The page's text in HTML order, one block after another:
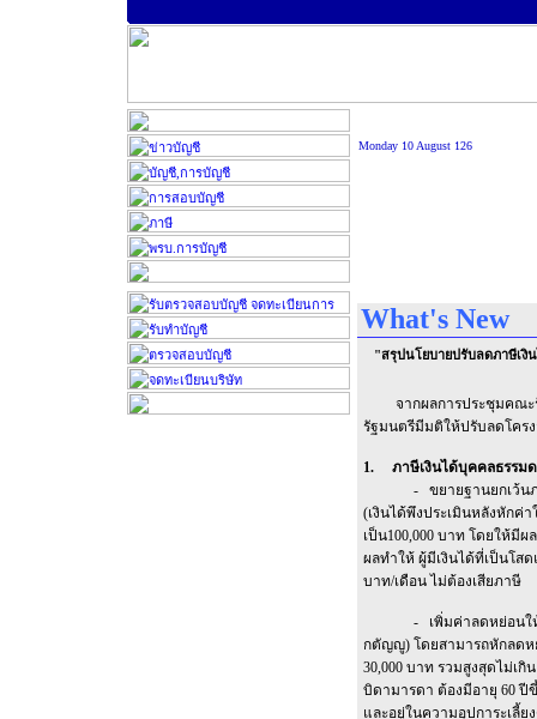
Monday 10 August 126
What's New
"สรุปนโยบายปรับลดภาษีเงิ
จากผลการประชุมคณะ
รัฐมนตรีมีมติให้ปรับลดโคร
1. ภาษีเงินได้บุคคลธรรม
- ขยายฐานยกเว้นภาษี
(เงินได้พึงประเมินหลังหักค่
เป็น100,000 บาท โดยให้มี
ผลทำให้ ผู้มีเงินได้ที่เป็นโสด
บาท/เดือน ไม่ต้องเสียภาษี
- เพิ่มค่าลดหย่อนให้บุต
กตัญญู) โดยสามารถหักลดห
30,000 บาท รวมสูงสุดไม่เ
บิดามารดา ต้องมีอายุ 60 ปี
และอยู่ในความอุปการะเลี้